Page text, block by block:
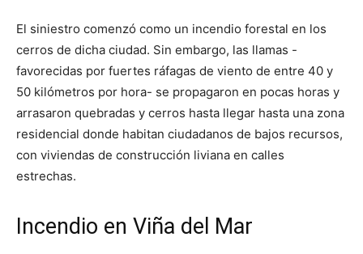
El siniestro comenzó como un incendio forestal en los
cerros de dicha ciudad. Sin embargo, las llamas -
favorecidas por fuertes ráfagas de viento de entre 40 y
50 kilómetros por hora- se propagaron en pocas horas y
arrasaron quebradas y cerros hasta llegar hasta una zona
residencial donde habitan ciudadanos de bajos recursos,
con viviendas de construcción liviana en calles
estrechas.
Incendio en Viña del Mar